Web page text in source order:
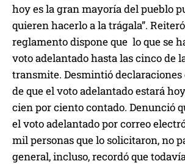
hoy es la gran mayoría del pueblo
quieren hacerlo a la trágala”.
reglamento dispone que lo que se
voto adelantado hasta las cinco de
transmite. Desmintió declaraciones
de que el voto adelantado estará
cien por ciento contado. Denunció
el voto adelantado por correo
mil personas que lo solicitaron, no
general, incluso, recordó que